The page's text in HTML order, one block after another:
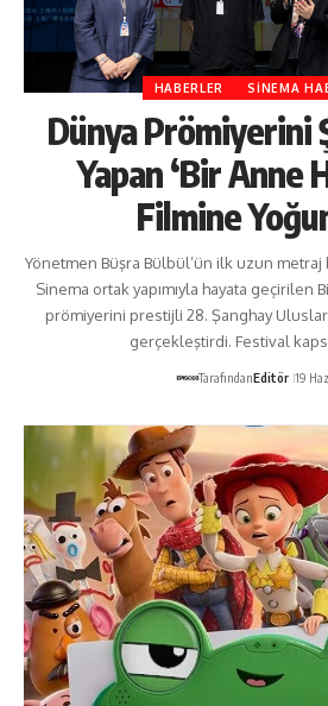
HABERLER SINEMA
Dünya Prömiyerini
Yapan ‘Bir Anne
Filmine
Yönetmen Büşra Bülbül’ün ilk uzun
Sinema ortak yapımıyla hayata geçirilen
prömiyerini prestijli 28. Şanghay
gerçekleştirdi. Festival
TarafındanEditör 19